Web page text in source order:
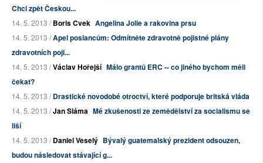
Chci zpět Českou...
14. 5. 2013 /Boris Cvek Angelina Jolie a rakovina prsu
14. 5. 2013 /Apel poslancům: Odmítněte zdravotně pojistné plány
zdravotních poji...
14. 5. 2013 /Václav Hořejší Málo grantů ERC -- co jiného bychom měli
čekat?
14. 5. 2013 /Drastické novodobé otroctví, které podporuje britská vláda
14. 5. 2013 /Jan Sláma Mé zkušenosti ze zemědělství za socialismu se
liší
14. 5. 2013 /Daniel Veselý Bývalý guatemalský prezident odsouzen,
budou následovat stávající g...